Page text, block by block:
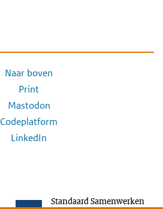
Naar boven
Print
Mastodon
Codeplatform
LinkedIn
Standaard Samenwerken